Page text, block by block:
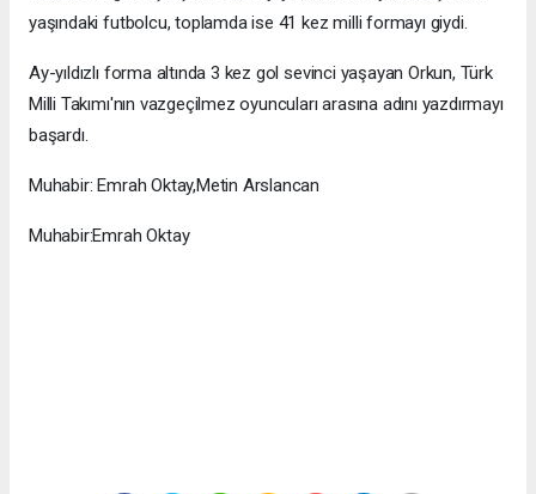
yaşındaki futbolcu, toplamda ise 41 kez milli formayı giydi.
Ay-yıldızlı forma altında 3 kez gol sevinci yaşayan Orkun, Türk
Milli Takımı'nın vazgeçilmez oyuncuları arasına adını yazdırmayı
başardı.
Muhabir: Emrah Oktay,Metin Arslancan
Muhabir:Emrah Oktay